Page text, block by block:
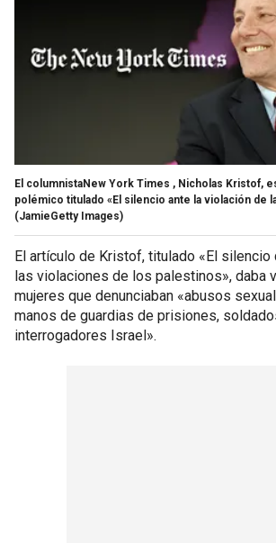
El columnistaNew York Times , Nicholas Kristof,
polémico titulado «El silencio ante la violación de
(JamieGetty Images)
El artículo de Kristof, titulado «El silencio
las violaciones de los palestinos», daba
mujeres que denunciaban «abusos
manos de guardias de prisiones,
interrogadores Israel».